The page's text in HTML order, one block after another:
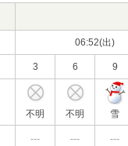
06:52(出)
3 6 9
不明 不明 雪
--- --- ---